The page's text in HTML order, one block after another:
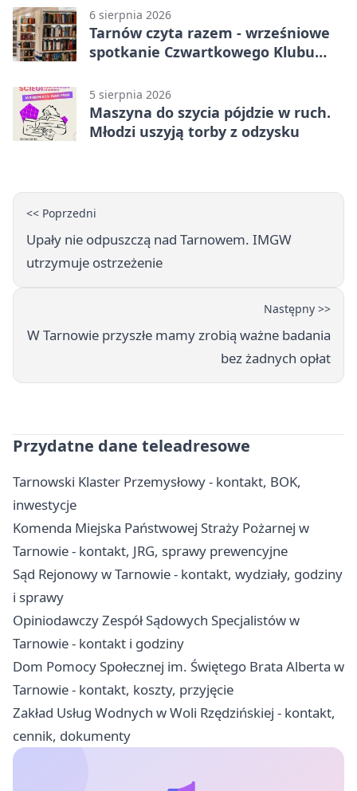
6 sierpnia 2026
Tarnów czyta razem - wrześniowe
spotkanie Czwartkowego Klubu
5 sierpnia 2026
Maszyna do szycia pójdzie w ruch.
Młodzi uszyją torby z odzysku
<< Poprzedni
Upały nie odpuszczą nad Tarnowem. IMGW
utrzymuje ostrzeżenie
Następny >>
W Tarnowie przyszłe mamy zrobią ważne badania
bez żadnych opłat
Przydatne dane teleadresowe
Tarnowski Klaster Przemysłowy - kontakt, BOK,
inwestycje
Komenda Miejska Państwowej Straży Pożarnej w
Tarnowie - kontakt, JRG, sprawy prewencyjne
Sąd Rejonowy w Tarnowie - kontakt, wydziały, godziny
i sprawy
Opiniodawczy Zespół Sądowych Specjalistów w
Tarnowie - kontakt i godziny
Dom Pomocy Społecznej im. Świętego Brata Alberta w
Tarnowie - kontakt, koszty, przyjęcie
Zakład Usług Wodnych w Woli Rzędzińskiej - kontakt,
cennik, dokumenty